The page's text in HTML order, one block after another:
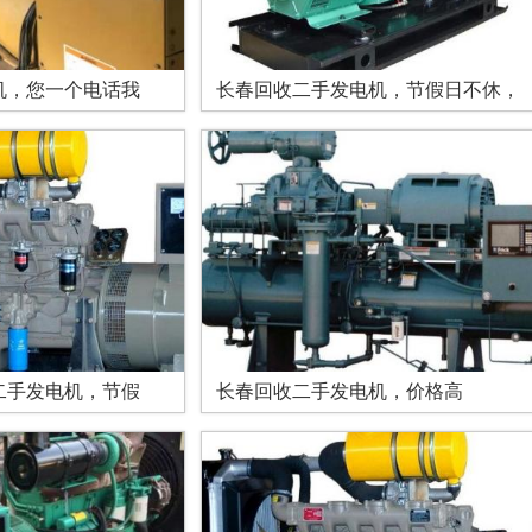
您一个电话我 长春回收二手发电机，节假日不休，
发电机，节假 长春回收二手发电机，价格高